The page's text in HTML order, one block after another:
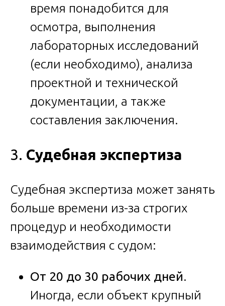
время понадобится для
осмотра, выполнения
лабораторных исследований
(если необходимо), анализа
проектной и технической
документации, а также
составления заключения.
3. Судебная экспертиза
Судебная экспертиза может занять
больше времени из-за строгих
процедур и необходимости
взаимодействия с судом:
От 20 до 30 рабочих дней.
Иногда, если объект крупный